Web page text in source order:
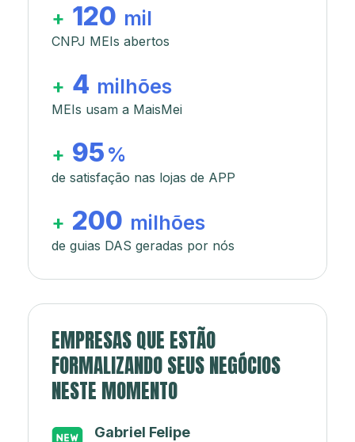
+ 120 mil
CNPJ MEIs abertos
+ 4 milhões
MEIs usam a MaisMei
+ 95 %
de satisfação nas lojas de APP
+ 200 milhões
de guias DAS geradas por nós
EMPRESAS QUE ESTÃO
FORMALIZANDO SEUS NEGÓCIOS
NESTE MOMENTO
Japa’s açaí e sorveteria